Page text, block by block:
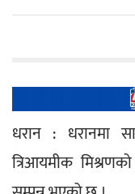
धरान : धरानमा
त्रिआयमीक